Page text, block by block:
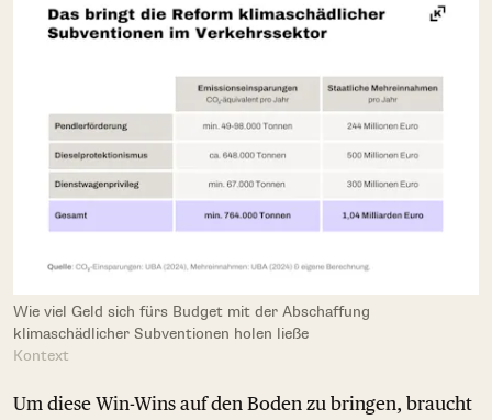
Wie viel Geld sich fürs Budget mit der Abschaffung
klimaschädlicher Subventionen holen ließe
Kontext
Um diese Win-Wins auf den Boden zu bringen, braucht